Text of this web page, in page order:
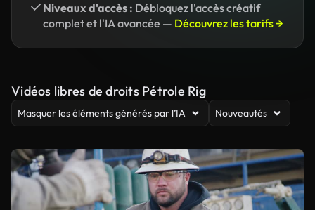
Niveaux d'accès : Débloquez l'accès créatif
complet et l'IA avancée — Découvrez les tarifs →
Vidéos libres de droits Pétrole Rig
Masquer les éléments générés par l’IA Nouveautés